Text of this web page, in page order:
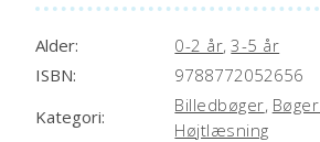
Alder: 0-2 år,3-5 år
ISBN:
9788772052656
Kategori:
Billedbøger,
Højtlæsning